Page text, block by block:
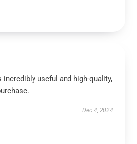
incredibly useful and high-quality,
Dec 4, 2024